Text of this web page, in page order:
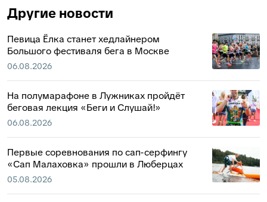
Другие новости
Певица Ёлка станет хедлайнером
Большого фестиваля бега в Москве
06.08.2026
На полумарафоне в Лужниках пройдёт
беговая лекция «Беги и Слушай!»
06.08.2026
Первые соревнования по сап-серфингу
«Сап Малаховка» прошли в Люберцах
05.08.2026